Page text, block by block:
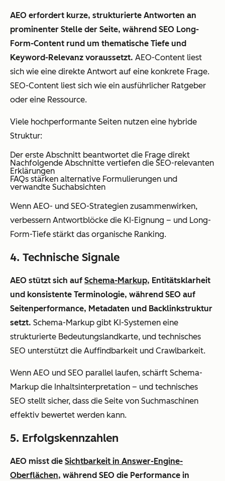
AEO erfordert kurze, strukturierte Antworten an
prominenter Stelle der Seite, während SEO Long-
Form-Content rund um thematische Tiefe und
Keyword-Relevanz voraussetzt. AEO-Content liest
sich wie eine direkte Antwort auf eine konkrete Frage.
SEO-Content liest sich wie ein ausführlicher Ratgeber
oder eine Ressource.
Viele hochperformante Seiten nutzen eine hybride
Struktur:
Der erste Abschnitt beantwortet die Frage direkt
Nachfolgende Abschnitte vertiefen die SEO-relevanten
Erklärungen
FAQs stärken alternative Formulierungen und
verwandte Suchabsichten
Wenn AEO- und SEO-Strategien zusammenwirken,
verbessern Antwortblöcke die KI-Eignung – und Long-
Form-Tiefe stärkt das organische Ranking.
4. Technische Signale
AEO stützt sich auf Schema-Markup, Entitätsklarheit
und konsistente Terminologie, während SEO auf
Seitenperformance, Metadaten und Backlinkstruktur
setzt. Schema-Markup gibt KI-Systemen eine
strukturierte Bedeutungslandkarte, und technisches
SEO unterstützt die Auffindbarkeit und Crawlbarkeit.
Wenn AEO und SEO parallel laufen, schärft Schema-
Markup die Inhaltsinterpretation – und technisches
SEO stellt sicher, dass die Seite von Suchmaschinen
effektiv bewertet werden kann.
5. Erfolgskennzahlen
AEO misst die Sichtbarkeit in Answer-Engine-
Oberflächen, während SEO die Performance in